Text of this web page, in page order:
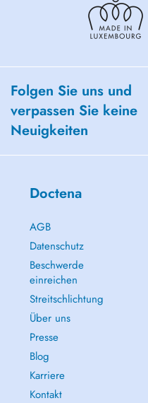
Folgen Sie uns und
verpassen Sie keine
Neuigkeiten
Doctena
AGB
Datenschutz
Beschwerde
einreichen
Streitschlichtung
Über uns
Presse
Blog
Karriere
Kontakt